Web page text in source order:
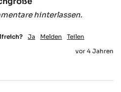
hinterlassen.
Ja Melden
Teilen
vor 4 Jahren